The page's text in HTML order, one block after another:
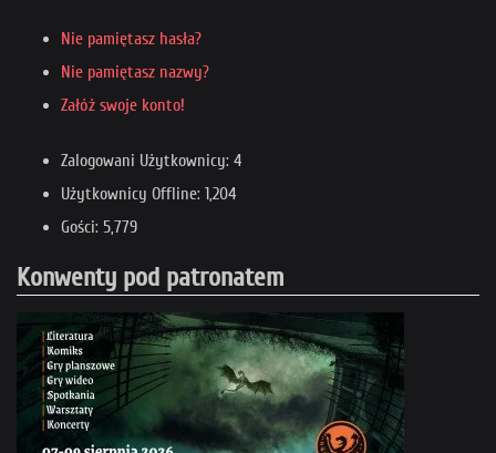
Nie pamiętasz hasła?
Nie pamiętasz nazwy?
Załóż swoje konto!
Zalogowani Użytkownicy: 4
Użytkownicy Offline: 1,204
Gości: 5,779
Konwenty pod patronatem